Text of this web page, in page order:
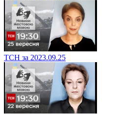
ТСН за 2023.09.25